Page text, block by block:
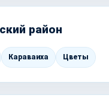
район
Караваиха Цветы